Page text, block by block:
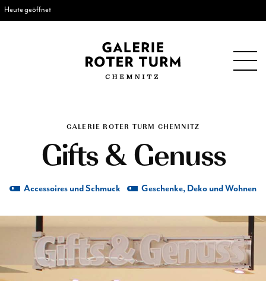
Heute geöffnet
GALERIE ROTER TURM CHEMNITZ
Gifts & Genuss
Accessoires und Schmuck Geschenke, Deko und Wohnen